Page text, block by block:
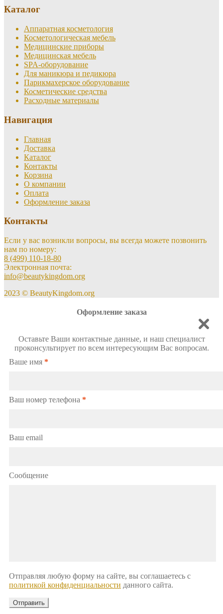
Каталог
Аппаратная косметология
Косметологическая мебель
Медицинские приборы
Медицинская мебель
SPA-оборудование
Для маникюра и педикюра
Парикмахерское оборудование
Косметические средства
Расходные материалы
Навигация
Главная
Доставка
Каталог
Контакты
Корзина
О компании
Оплата
Оформление заказа
Контакты
Если у вас возникли вопросы, вы всегда можете позвонить
нам по номеру:
8 (499) 110-18-80
Электронная почта:
info@beautykingdom.org
2023 © BeautyKingdom.org
Оформление заказа
Оставьте Ваши контактные данные, и наш специалист
проконсультирует по всем интересующим Вас вопросам.
Ваше имя *
Ваш номер телефона *
Ваш email
Сообщение
Отправляя любую форму на сайте, вы соглашаетесь с
политикой конфиденциальности данного сайта.